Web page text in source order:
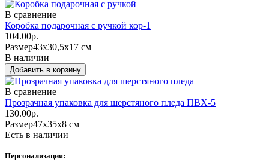
В сравнение
Коробка подарочная с ручкой кор-1
104.00р.
Размер43х30,5х17 см
В наличии
В сравнение
Прозрачная упаковка для шерстяного пледа ПВХ-5
130.00р.
Размер47х35х8 см
Есть в наличии
Персонализация: